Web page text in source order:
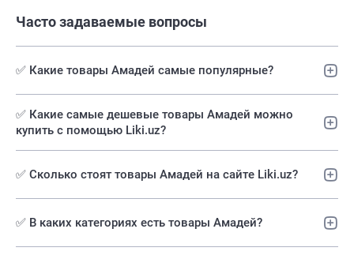
Часто задаваемые вопросы
✅ Какие товары Амадей самые популярные?
✅️ Какие самые дешевые товары Амадей можно
купить с помощью Liki.uz?
✅ Сколько стоят товары Амадей на сайте Liki.uz?
✅ В каких категориях есть товары Амадей?